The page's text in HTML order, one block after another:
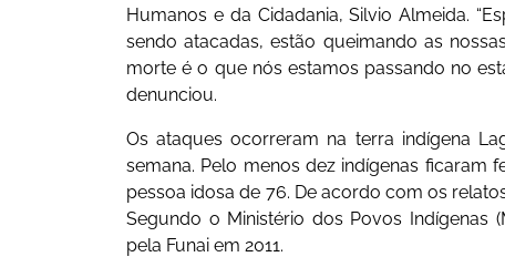
Humanos e da Cidadania, Silvio Almeida.
sendo atacadas, estão queimando as
morte é o que nós estamos passando no
denunciou.
Os ataques ocorreram na terra indígena
semana. Pelo menos dez indígenas ficaram
pessoa idosa de 76. De acordo com os
Segundo o Ministério dos Povos Indígenas
pela Funai em 2011.